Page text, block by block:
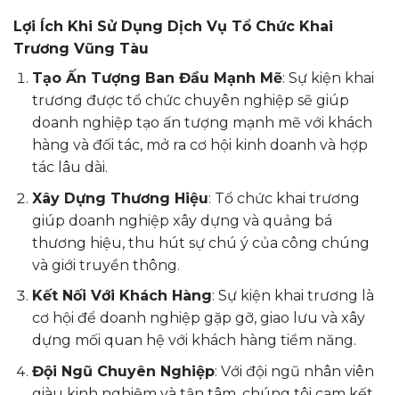
Lợi Ích Khi Sử Dụng Dịch Vụ Tổ Chức Khai
Trương Vũng Tàu
Tạo Ấn Tượng Ban Đầu Mạnh Mẽ: Sự kiện khai
trương được tổ chức chuyên nghiệp sẽ giúp
doanh nghiệp tạo ấn tượng mạnh mẽ với khách
hàng và đối tác, mở ra cơ hội kinh doanh và hợp
tác lâu dài.
Xây Dựng Thương Hiệu: Tổ chức khai trương
giúp doanh nghiệp xây dựng và quảng bá
thương hiệu, thu hút sự chú ý của công chúng
và giới truyền thông.
Kết Nối Với Khách Hàng: Sự kiện khai trương là
cơ hội để doanh nghiệp gặp gỡ, giao lưu và xây
dựng mối quan hệ với khách hàng tiềm năng.
Đội Ngũ Chuyên Nghiệp: Với đội ngũ nhân viên